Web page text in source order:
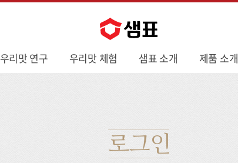
우리맛 연구 우리맛 체험 샘표 소개 제품 소개
로그인